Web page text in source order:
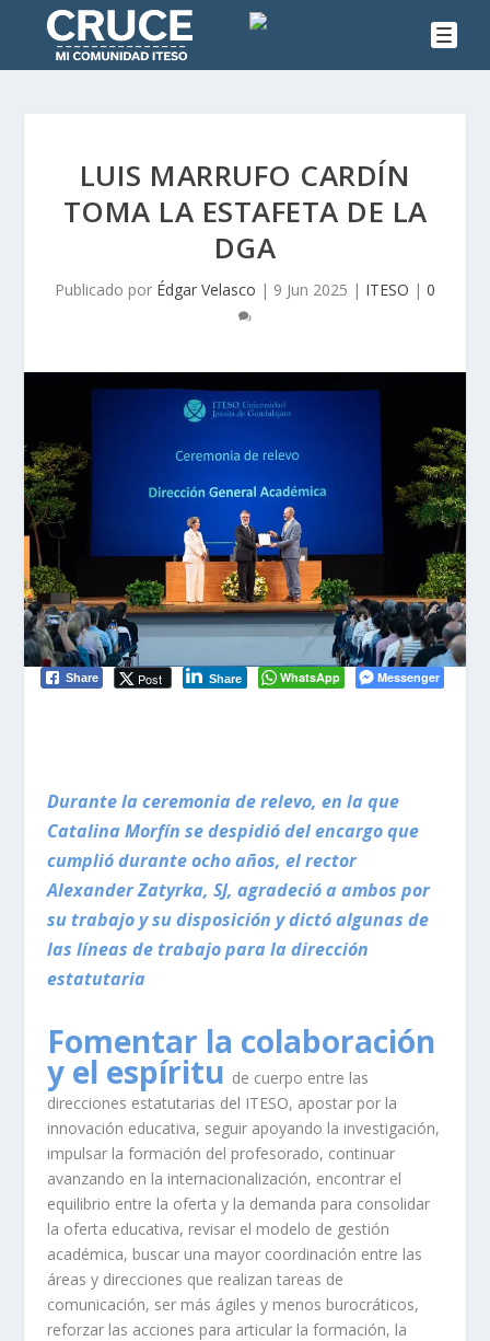
LUIS MARRUFO CARDÍN
TOMA LA ESTAFETA DE LA
DGA
Publicado por Édgar Velasco | 9 Jun 2025 | ITESO | 0
Share Post Share WhatsApp Messenger
Durante la ceremonia de relevo, en la que
Catalina Morfín se despidió del encargo que
cumplió durante ocho años, el rector
Alexander Zatyrka, SJ, agradeció a ambos por
su trabajo y su disposición y dictó algunas de
las líneas de trabajo para la dirección
estatutaria
Fomentar la colaboración
y el espíritu de cuerpo entre las
direcciones estatutarias del ITESO, apostar por la
innovación educativa, seguir apoyando la investigación,
impulsar la formación del profesorado, continuar
avanzando en la internacionalización, encontrar el
equilibrio entre la oferta y la demanda para consolidar
la oferta educativa, revisar el modelo de gestión
académica, buscar una mayor coordinación entre las
áreas y direcciones que realizan tareas de
comunicación, ser más ágiles y menos burocráticos,
reforzar las acciones para articular la formación, la